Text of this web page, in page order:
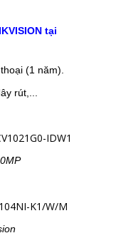
tại
(1 năm).
rút,